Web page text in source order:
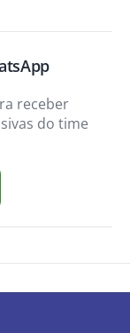
receber
do time